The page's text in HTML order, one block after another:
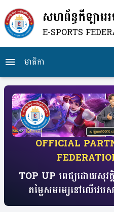
សហព័ន្ធកីឡាអេ
E-SPORTS
menu មាតិកា
​OFFICIAL
TOP UP ពេជ្យដោយសុវ
តម្លៃសមរម្យ​​នៅលើវេ